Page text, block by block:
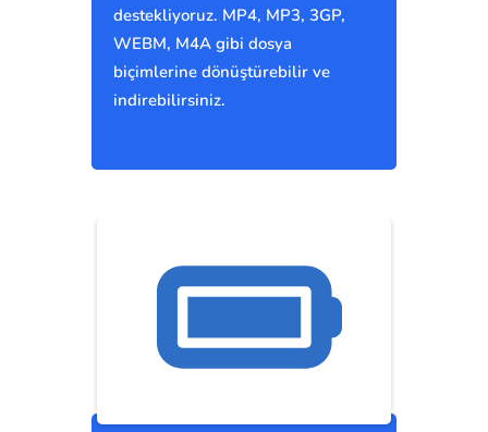
destekliyoruz. MP4, MP3, 3GP,
WEBM, M4A gibi dosya
biçimlerine dönüştürebilir ve
indirebilirsiniz.